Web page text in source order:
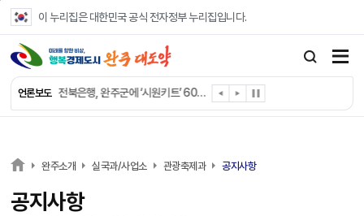
이 누리집은 대한민국 공식 전자정부 누리집입니다.
언론보도
완주 청소년, 삼성 임직원 만나 미래 진로 그린다
전북은행, 완주군에 ‘시원키트’ 60세트 기탁
㈜새눈, 완주군에 성금 1,000만 원 기탁
완주 미래라이온스, 경로당 냉장고 후원
완주소개 실국과/사업소 관광축제과 공지사항
공지사항